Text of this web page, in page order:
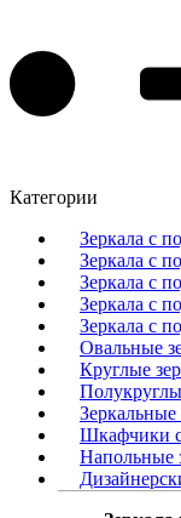
Категории
Зеркала с
Зеркала с
Зеркала с
Зеркала с
Зеркала с
Овальные
Круглые
Шкафчики
Напольные